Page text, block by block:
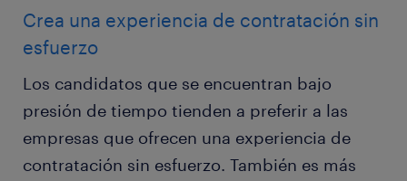
Crea una experiencia de contratación sin
esfuerzo
Los candidatos que se encuentran bajo
presión de tiempo tienden a preferir a las
empresas que ofrecen una experiencia de
contratación sin esfuerzo. También es más